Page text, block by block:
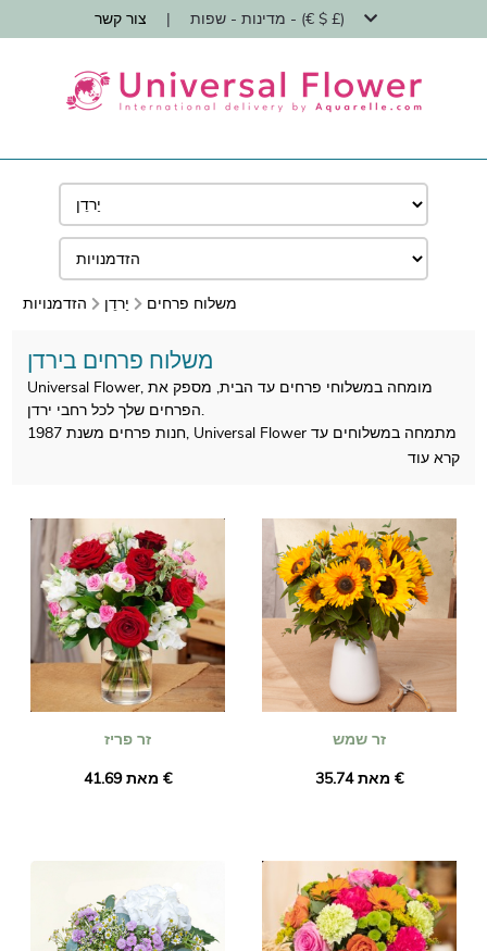
צור קשר | מדינות - שפות - (€ $ £)
משלוח פרחים יַרדֵן הזדמנויות
משלוח פרחים בירדן
Universal Flower, מומחה במשלוחי פרחים עד הבית, מספק את
הפרחים שלך לכל רחבי ירדן.
חנות פרחים משנת 1987, Universal Flower מתמחה במשלוחים עד
שלך. הזמינו לפני השעה 16:00. והזר שלך יימסר למחרת, כולל חגים.
לא משנה מה האירוע שאתם חוגגים (לידה, יום הולדת, חתונה, תודה
וכו'), סמכו על יוניברסל פרח על משלוח פרחים מוצלח!
קרא עוד
זר פריז
מאת ‏41.69 €
זר שמש
מאת ‏35.74 €